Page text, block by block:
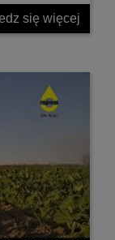
się więcej